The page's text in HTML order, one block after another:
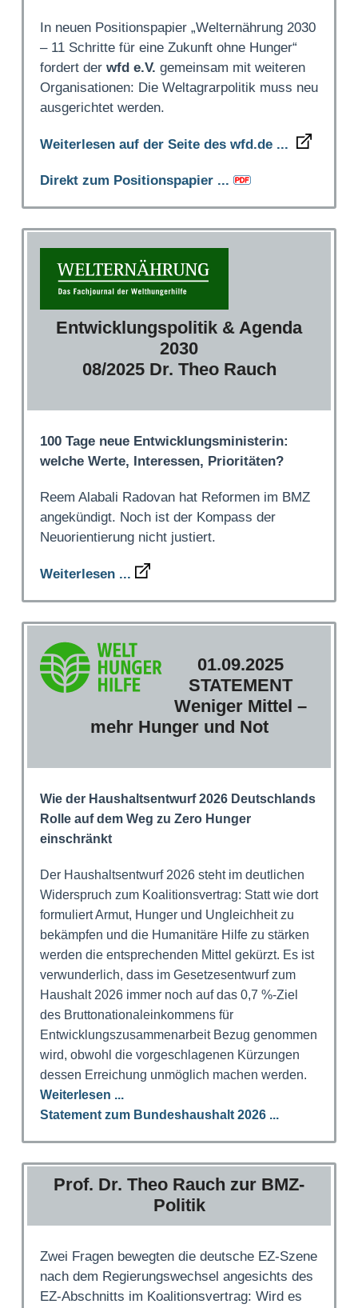
In neuen Positionspapier „Welternährung 2030
– 11 Schritte für eine Zukunft ohne Hunger“
fordert der wfd e.V. gemeinsam mit weiteren
Organisationen: Die Weltagrarpolitik muss neu
ausgerichtet werden.
Weiterlesen auf der Seite des wfd.de ...
Direkt zum Positionspapier ...
Entwicklungspolitik & Agenda
2030
08/2025 Dr. Theo Rauch
100 Tage neue Entwicklungsministerin:
welche Werte, Interessen, Prioritäten?
Reem Alabali Radovan hat Reformen im BMZ
angekündigt. Noch ist der Kompass der
Neuorientierung nicht justiert.
Weiterlesen ...
01.09.2025
STATEMENT
Weniger Mittel –
mehr Hunger und Not
Wie der Haushaltsentwurf 2026 Deutschlands
Rolle auf dem Weg zu Zero Hunger
einschränkt
Der Haushaltsentwurf 2026 steht im deutlichen
Widerspruch zum Koalitionsvertrag: Statt wie dort
formuliert Armut, Hunger und Ungleichheit zu
bekämpfen und die Humanitäre Hilfe zu stärken
werden die entsprechenden Mittel gekürzt. Es ist
verwunderlich, dass im Gesetzesentwurf zum
Haushalt 2026 immer noch auf das 0,7 %-Ziel
des Bruttonationaleinkommens für
Entwicklungszusammenarbeit Bezug genommen
wird, obwohl die vorgeschlagenen Kürzungen
dessen Erreichung unmöglich machen werden.
Weiterlesen ...
Statement zum Bundeshaushalt 2026 ...
Prof. Dr. Theo Rauch zur BMZ-
Politik
Zwei Fragen bewegten die deutsche EZ-Szene
nach dem Regierungswechsel angesichts des
EZ-Abschnitts im Koalitionsvertrag: Wird es